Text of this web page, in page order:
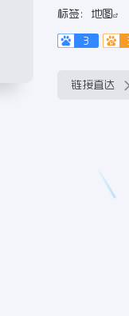
标签： 地图
3
链接直达